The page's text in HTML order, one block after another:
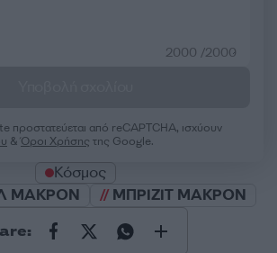
2000 /2000
προστατεύεται από reCAPTCHA, ισχύουν
&Όροι Χρήσης της Google.
Κόσμος
ΜΑΚΡΟΝ
ΜΠΡΙΖΙΤ ΜΑΚΡΟΝ